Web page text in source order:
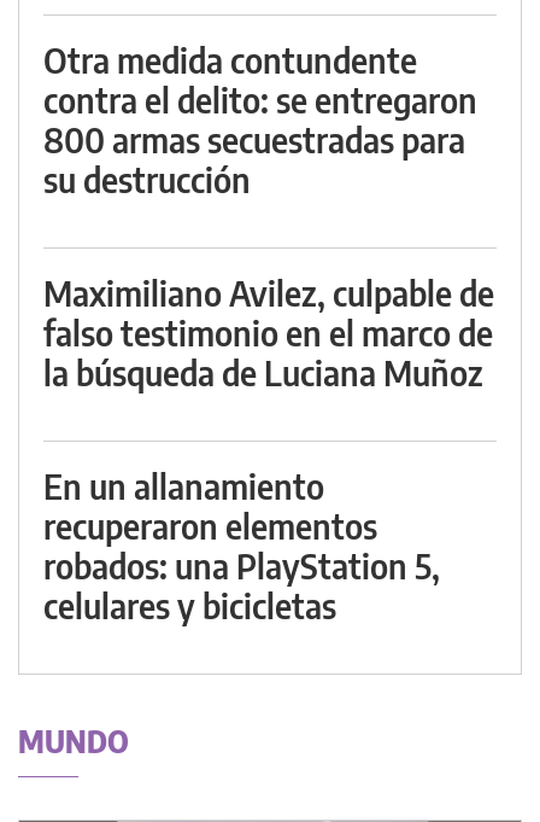
Otra medida contundente
contra el delito: se entregaron
800 armas secuestradas para
su destrucción
Maximiliano Avilez, culpable de
falso testimonio en el marco de
la búsqueda de Luciana Muñoz
En un allanamiento
recuperaron elementos
robados: una PlayStation 5,
celulares y bicicletas
MUNDO